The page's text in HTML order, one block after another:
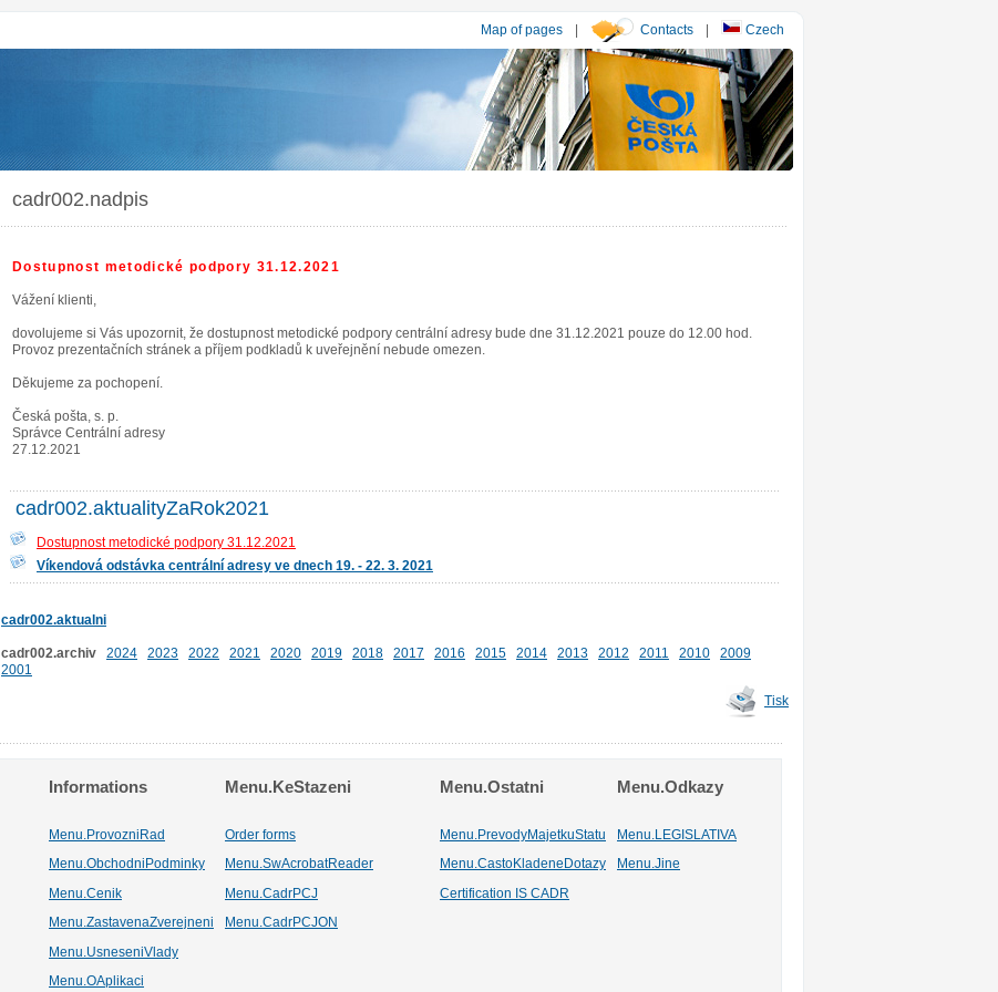
Map of pages | Contacts | Czech
cadr002.nadpis
Dostupnost metodické podpory 31.12.2021
Vážení klienti,
dovolujeme si Vás upozornit, že dostupnost metodické podpory centrální adresy bude dne 31.12.2021 pouze do 12.00 hod.
Provoz prezentačních stránek a příjem podkladů k uveřejnění nebude omezen.
Děkujeme za pochopení.
Česká pošta, s. p.
Správce Centrální adresy
27.12.2021
cadr002.aktualityZaRok2021
Dostupnost metodické podpory 31.12.2021
Víkendová odstávka centrální adresy ve dnech 19. - 22. 3. 2021
cadr002.aktualni
cadr002.archiv 2024 2023 2022 2021 2020 2019 2018 2017 2016 2015 2014 2013 2012 2011 2010
2009
2001
Tisk
Informations Menu.KeStazeni Menu.Ostatni Menu.Odkazy
Menu.ProvozniRad Order forms Menu.PrevodyMajetkuStatu
Menu.LEGISLATIVA
Menu.ObchodniPodminky
Menu.SwAcrobatReader Menu.CastoKladeneDotazy Menu.Jine
Menu.Cenik Menu.CadrPCJ
Certification IS CADR
Menu.ZastavenaZverejneni
Menu.CadrPCJON
Menu.UsneseniVlady
Menu.OAplikaci